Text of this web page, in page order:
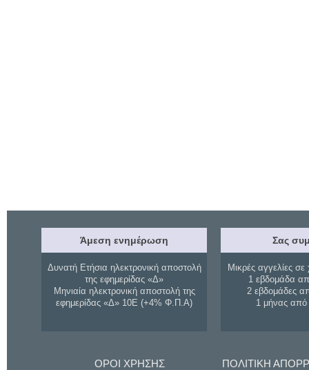
Άμεση ενημέρωση
Δυνατή Ετήσια ηλεκτρονική αποστολή
της εφημερίδας «Δ»
Μηνιαία ηλεκτρονική αποστολή της
εφημερίδας «Δ» 10Ε (+4% Φ.Π.Α)
Σας
Μικρές αγγελίες σε
1 εβδομάδα
2 εβδομάδες
1 μήνας
ΟΡΟΙ ΧΡΗΣΗΣ ΠΟΛΙΤΙΚΗ